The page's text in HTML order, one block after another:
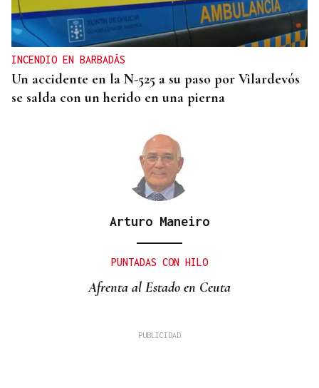
INCENDIO EN BARBADÁS
Un accidente en la N-525 a su paso por Vilardevós
se salda con un herido en una pierna
Arturo Maneiro
PUNTADAS CON HILO
Afrenta al Estado en Ceuta